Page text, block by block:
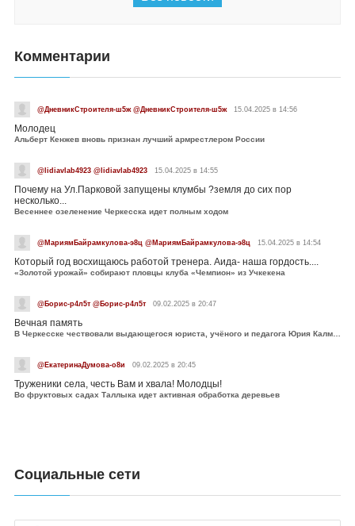
Комментарии
@ДневникСтроителя-ш5ж @ДневникСтроителя-ш5ж 15.04.2025 в 14:56
Молодец
Альберт Кенжев вновь признан лучший армрестлером России
@lidiavlab4923 @lidiavlab4923 15.04.2025 в 14:55
Почему на Ул.Парковой запущены клумбы ?земля до сих пор
несколько...
Весеннее озеленение Черкесска идет полным ходом
@МариямБайрамкулова-э8ц @МариямБайрамкулова-э8ц 15.04.2025 в 14:54
Который год восхищаюсь работой тренера. Аида- наша гордость....
«Золотой урожай» собирают пловцы клуба «Чемпион» из Учкекена
@Борис-р4л5т @Борис-р4л5т 09.02.2025 в 20:47
Вечная память
В Черкесске чествовали выдающегося юриста, учёного и педагога Юрия Калмыкова
@ЕкатеринаДумова-о8и 09.02.2025 в 20:45
Труженики села, честь Вам и хвала! Молодцы!
Во фруктовых садах Таллыка идет активная обработка деревьев
Социальные сети